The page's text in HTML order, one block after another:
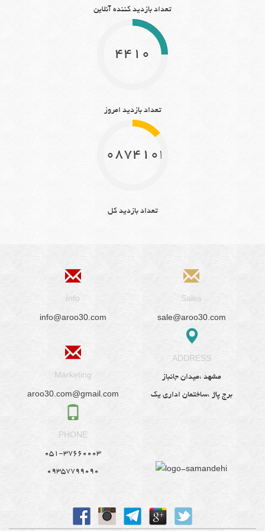
تعداد بازدید کننده آنلاین
4410
تعداد بازدید امروز
10874104
تعداد بازدید کل
Info
info@aroo30.com
Sales
sale@aroo30.com
Marketing
aroo30.com@gmail.com
ADDRESS
مشهد ،میدان جانباز
برج پاژ ،ساختمان اداری یک
PHONE
051-37660003
09357799090